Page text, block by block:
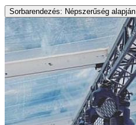
Sorbarendezés: Népszerűség alapján